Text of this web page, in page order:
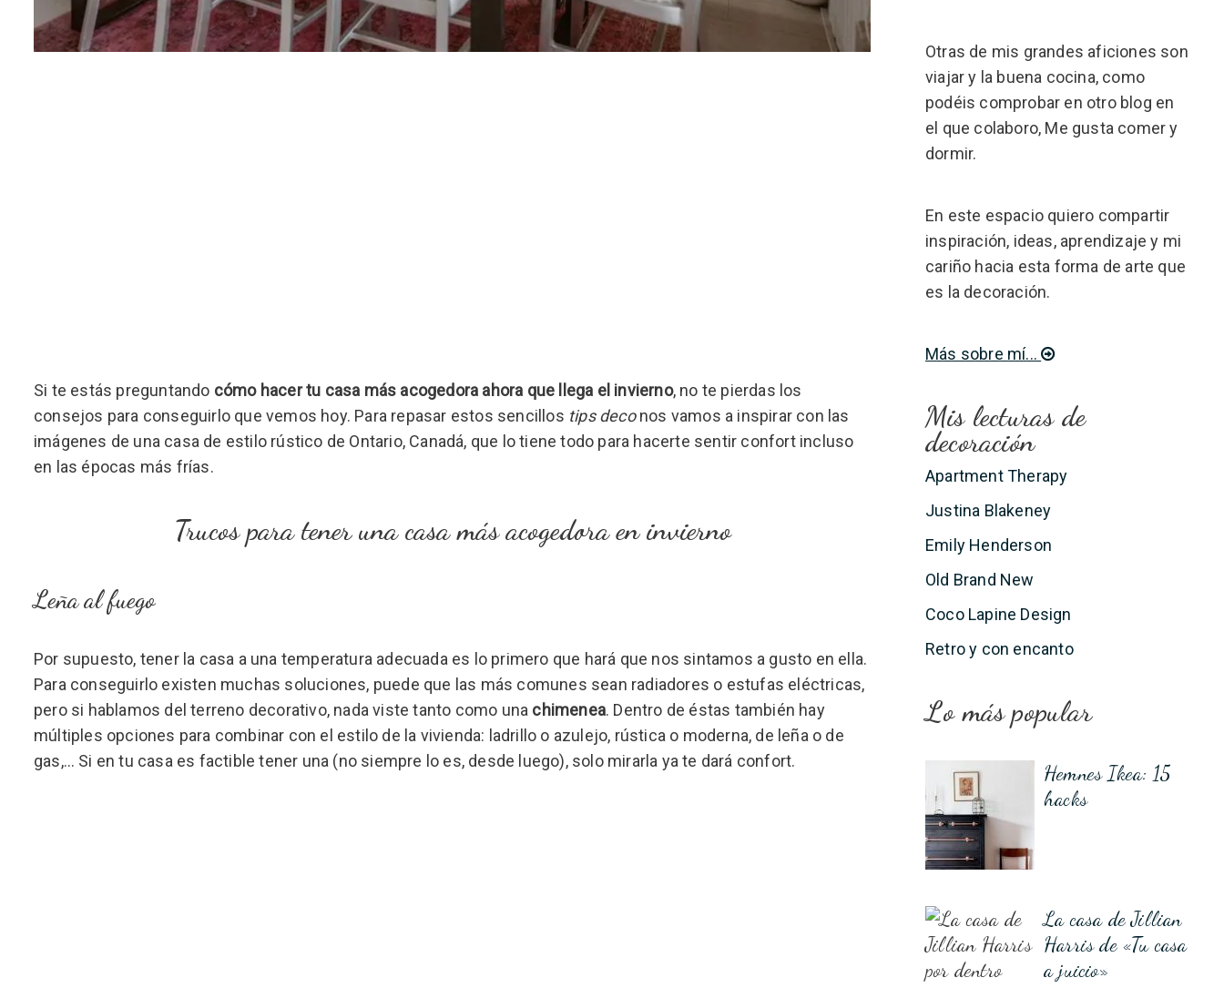
Si te estás preguntando cómo hacer tu casa más acogedora ahora que llega el invierno, no te pierdas los
consejos para conseguirlo que vemos hoy. Para repasar estos sencillos tips deconos vamos a inspirar con las
imágenes de una casa de estilo rústico de Ontario, Canadá, que lo tiene todo para hacerte sentir confort incluso
en las épocas más frías.
Trucos para tener una casa más acogedora en invierno
Leña al fuego
Por supuesto, tener la casa a una temperatura adecuada es lo primero que hará que nos sintamos a gusto en ella.
Para conseguirlo existen muchas soluciones, puede que las más comunes sean radiadores o estufas eléctricas,
pero si hablamos del terreno decorativo, nada viste tanto como una chimenea. Dentro de éstas también hay
múltiples opciones para combinar con el estilo de la vivienda: ladrillo o azulejo, rústica o moderna, de leña o de
gas,… Si en tu casa es factible tener una (no siempre lo es, desde luego), solo mirarla ya te dará confort.
Otras de mis grandes aficiones son
viajar y la buena cocina, como
podéis comprobar en otro blog en
el que colaboro, Me gusta comer y
dormir.
En este espacio quiero compartir
inspiración, ideas, aprendizaje y mi
cariño hacia esta forma de arte que
es la decoración.
Más sobre mí...
Mis lecturas de
decoración
Apartment Therapy
Justina Blakeney
Emily Henderson
Old Brand New
Coco Lapine Design
Retro y con encanto
Lo más popular
Hemnes Ikea: 15
hacks
La casa de Jillian
Harris de «Tu casa
a juicio»